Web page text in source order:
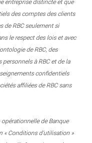
entreprise distincte et que
des comptes des clients
de RBC seulement si
le respect des lois et avec
de RBC, des
à RBC et de la
confidentiels
affiliées de RBC sans
de Banque
« Conditions d’utilisation »